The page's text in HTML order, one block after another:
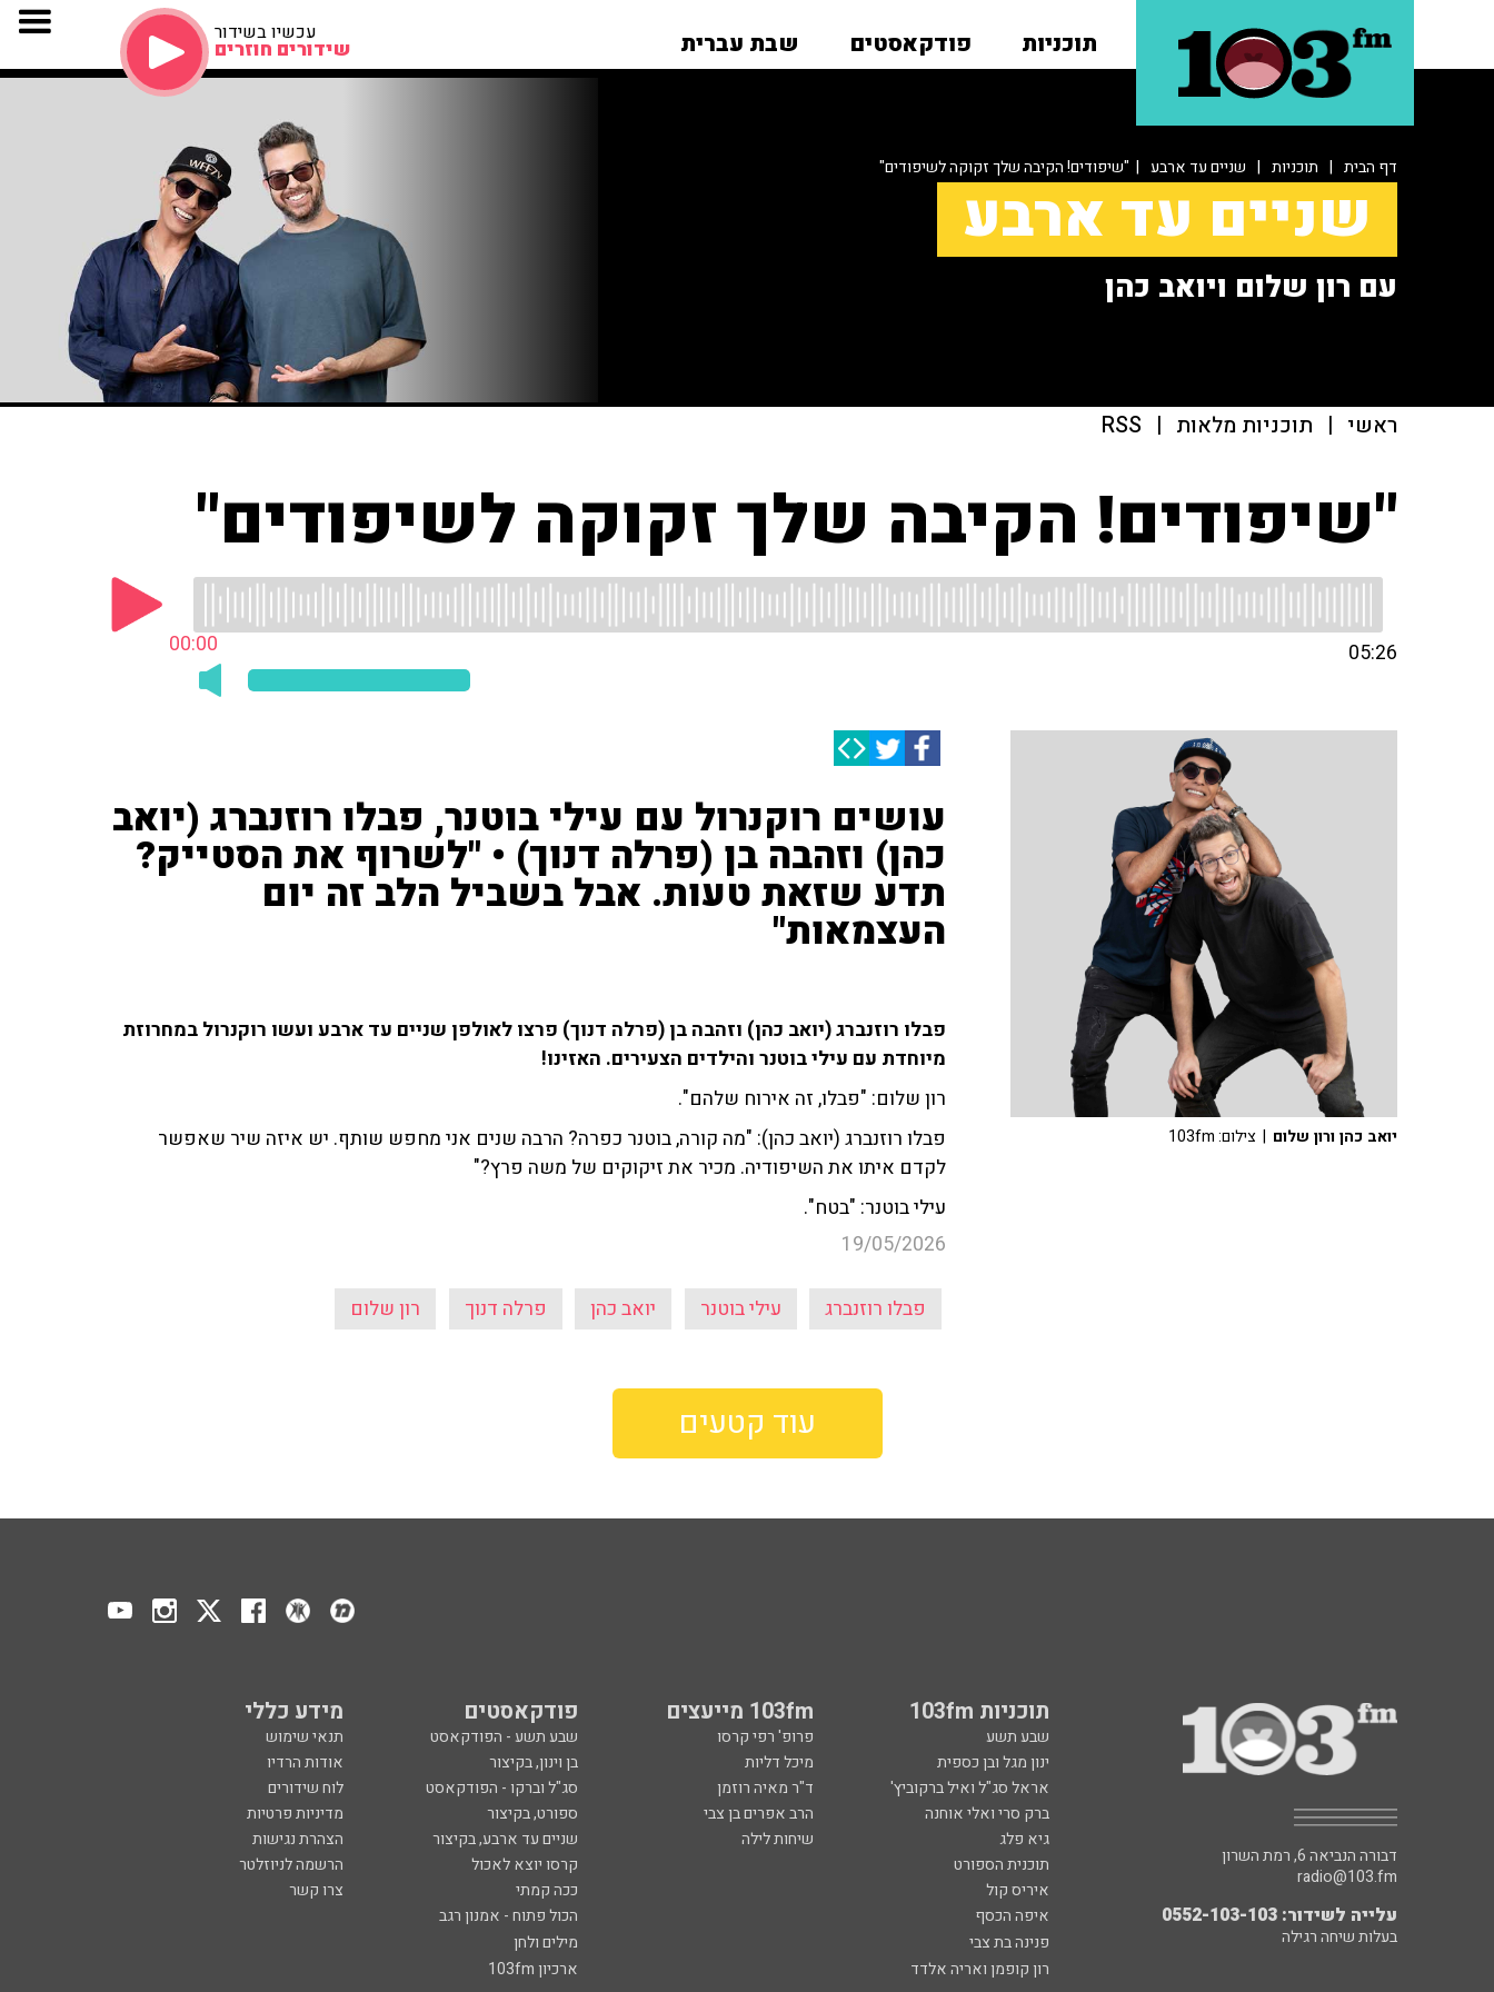
תוכניות פודקאסטים שבת עברית עכשיו בשידור
שידורים חוזרים
דף הבית | תוכניות | שניים עד ארבע | "שיפודים! הקיבה שלך זקוקה לשיפודים"
שניים עד ארבע
עם רון שלום ויואב כהן
ראשי | תוכניות מלאות |
RSS
"שיפודים! הקיבה שלך זקוקה לשיפודים"
00:00 05:26
עושים רוקנרול עם עילי בוטנר, פבלו רוזנברג (יואב
כהן) וזהבה בן (פרלה דנוך) • "לשרוף את הסטייק?
תדע שזאת טעות. אבל בשביל הלב זה יום
העצמאות"
פבלו רוזנברג (יואב כהן) וזהבה בן (פרלה דנוך) פרצו לאולפן שניים עד ארבע ועשו רוקנרול במחרוזת
מיוחדת עם עילי בוטנר והילדים הצעירים. האזינו!
רון שלום: "פבלו, זה אירוח שלהם".
פבלו רוזנברג (יואב כהן): "מה קורה, בוטנר כפרה? הרבה שנים אני מחפש שותף. יש איזה שיר שאפשר
לקדם איתו את השיפודיה. מכיר את זיקוקים של משה פרץ?"
עילי בוטנר: "בטח".
19/05/2026
פבלו רוזנברג עילי בוטנר יואב כהן פרלה דנוך רון שלום
יואב כהן ורון שלום | צילום: 103fm
עוד קטעים
תוכניות 103fm 103fm מייעצים פודקאסטים מידע כללי
שבע תשע פרופ' רפי קרסו שבע תשע - הפודקאסט
תנאי שימוש
ינון מגל ובן כספית
מיכל דליות בן וינון, בקיצור
אודות הרדיו
אראל סג"ל ואיל ברקוביץ'
ד"ר מאיה רוזמן סג"ל וברקו - הפודקאסט
לוח שידורים
ברק סרי ואלי אוחנה
הרב אפרים בן צבי ספורט, בקיצור
מדיניות פרטיות
גיא פלג
שיחות לילה שניים עד ארבע, בקיצור
הצהרת נגישות
תוכנית הספורט
קרסו יוצא לאכול
הרשמה לניוזלטר
איריס קול
ככה קמתי
צרו קשר
איפה הכסף
הכול פתוח - אמנון רגב
פנינה בת צבי
מילים ולחן
רון קופמן ואריה אלדד
ארכיון 103fm
דבורה הנביאה 6, רמת השרון
radio@103.fm
עלייה לשידור: 0552-103-103
בעלות שיחה רגילה